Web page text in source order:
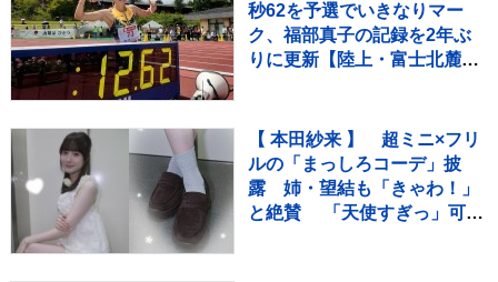
秒62を予選でいきなりマー
ク、福部真子の記録を2年ぶ
りに更新【陸上・富士北麓ワ
【 本田紗来 】 超ミニ×フリ
ルの「まっしろコーデ」披
露 姉・望結も「きゃわ！」
と絶賛 「天使すぎっ」可愛